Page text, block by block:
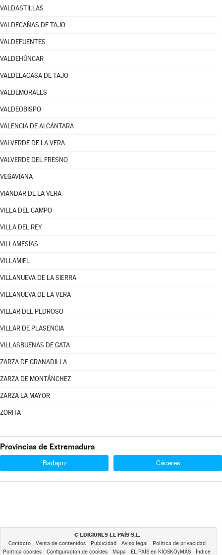
VALDASTILLAS
VALDECAÑAS DE TAJO
VALDEFUENTES
VALDEHÚNCAR
VALDELACASA DE TAJO
VALDEMORALES
VALDEOBISPO
VALENCIA DE ALCÁNTARA
VALVERDE DE LA VERA
VALVERDE DEL FRESNO
VEGAVIANA
VIANDAR DE LA VERA
VILLA DEL CAMPO
VILLA DEL REY
VILLAMESÍAS
VILLAMIEL
VILLANUEVA DE LA SIERRA
VILLANUEVA DE LA VERA
VILLAR DEL PEDROSO
VILLAR DE PLASENCIA
VILLASBUENAS DE GATA
ZARZA DE GRANADILLA
ZARZA DE MONTÁNCHEZ
ZARZA LA MAYOR
ZORITA
Provincias de Extremadura
Badajoz Cáceres
© EDICIONES EL PAÍS S.L.
Contacto Venta de contenidos Publicidad Aviso legal
Política de privacidad
Política cookies
Configuración de cookies Mapa EL PAÍS en KIOSKOyMÁS Índice